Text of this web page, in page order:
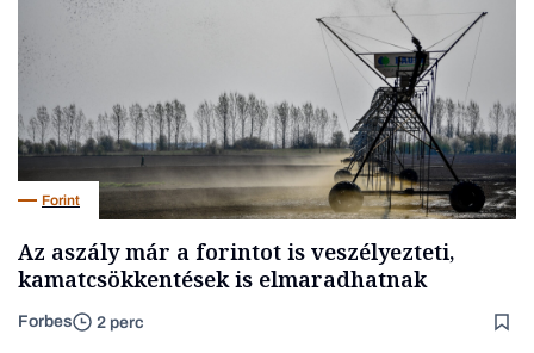
Forint
Az aszály már a forintot is veszélyezteti,
kamatcsökkentések is elmaradhatnak
Forbes 2 perc